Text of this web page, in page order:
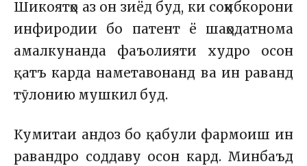
Шикоятҳо аз он зиёд буд, ки соҳибкорони
инфиродии бо патент ё шаҳодатнома
амалкунанда фаъолияти худро осон
қатъ карда наметавонанд ва ин раванд
тӯлонию мушкил буд.
Кумитаи андоз бо қабули фармоиш ин
равандро соддаву осон кард. Минбаъд